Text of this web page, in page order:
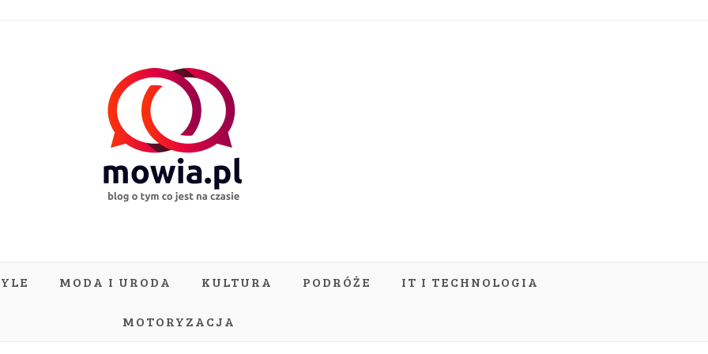
MODA I URODA KULTURA PODRÓŻE IT I TECHNOLOGIA
MOTORYZACJA